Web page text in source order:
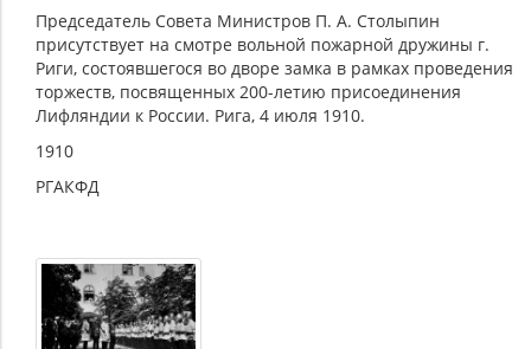
Председатель Совета Министров П. А. Столыпин
присутствует на смотре вольной пожарной дружины г.
Риги, состоявшегося во дворе замка в рамках проведения
торжеств, посвященных 200-летию присоединения
Лифляндии к России. Рига, 4 июля 1910.
1910
РГАКФД